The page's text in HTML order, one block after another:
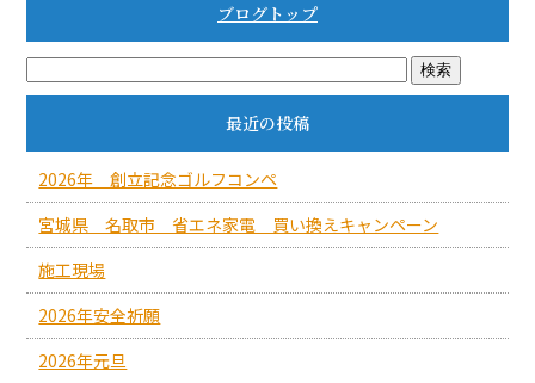
ブログトップ
最近の投稿
2026年 創立記念ゴルフコンペ
宮城県 名取市 省エネ家電 買い換えキャンペーン
施工現場
2026年安全祈願
2026年元旦